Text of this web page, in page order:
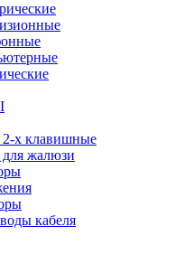
х клавишные
жалюзи
кабеля